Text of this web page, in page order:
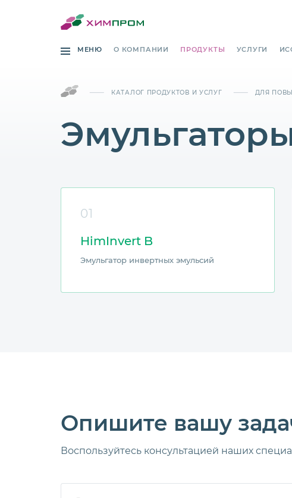
МЕНЮ О КОМПАНИИ ПРОДУКТЫ УСЛУГИ
—— КАТАЛОГ ПРОДУКТОВ И УСЛУГ —— ДЛЯ
01
HimInvert B
Эмульгатор инвертных эмульсий
Опишите вашу
Воспользуйтесь консультацией наших